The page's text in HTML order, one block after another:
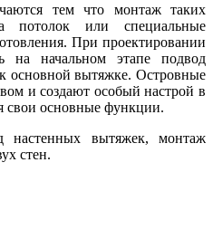
тем что монтаж таких
потолок или специальные
При проектировании
на начальном этапе подвод
основной вытяжке. Островные
и создают особый настрой в
свои основные функции.
настенных вытяжек, монтаж
стен.